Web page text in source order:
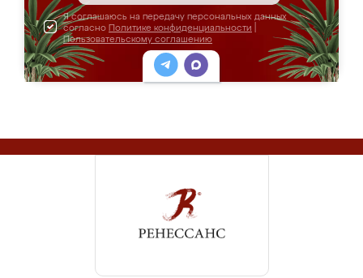
Я соглашаюсь на передачу персональных данных
согласно Политике конфиденциальности
Пользовательскому соглашению